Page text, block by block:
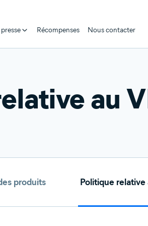
Récompenses Nous contacter
au
produits Politique relative